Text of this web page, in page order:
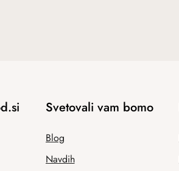
Svetovali vam bomo
Blog
Navdih